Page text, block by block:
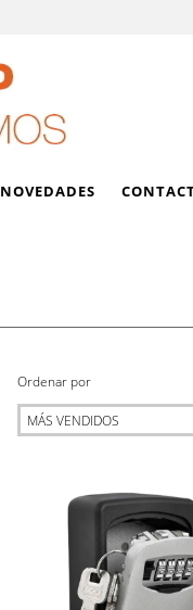
NOVEDADES
Ordenar por